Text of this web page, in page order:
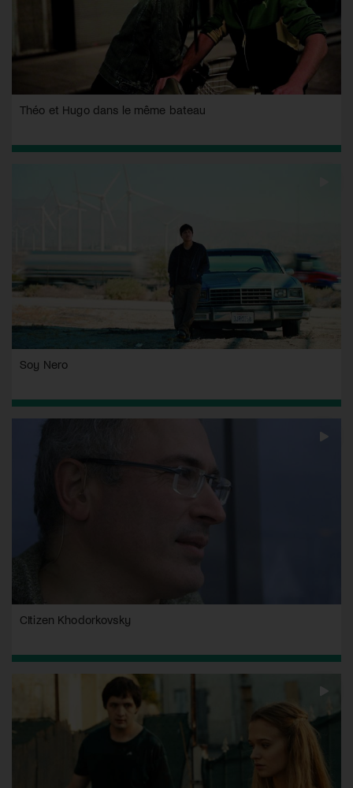
Théo et Hugo dans le même bateau
Soy Nero
CItizen Khodorkovsky